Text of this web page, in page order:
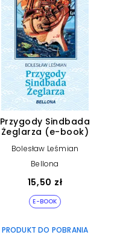
Przygody Sindbada
Żeglarza (e-book)
Bolesław Leśmian
Bellona
15,50 zł
E-BOOK
PRODUKT DO POBRANIA